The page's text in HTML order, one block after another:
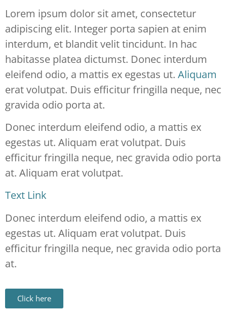
Lorem ipsum dolor sit amet, consectetur
adipiscing elit. Integer porta sapien at enim
interdum, et blandit velit tincidunt. In hac
habitasse platea dictumst. Donec interdum
eleifend odio, a mattis ex egestas ut. Aliquam
erat volutpat. Duis efficitur fringilla neque, nec
gravida odio porta at.
Donec interdum eleifend odio, a mattis ex
egestas ut. Aliquam erat volutpat. Duis
efficitur fringilla neque, nec gravida odio porta
at. Aliquam erat volutpat.
Text Link
Donec interdum eleifend odio, a mattis ex
egestas ut. Aliquam erat volutpat. Duis
efficitur fringilla neque, nec gravida odio porta
at.
Click here